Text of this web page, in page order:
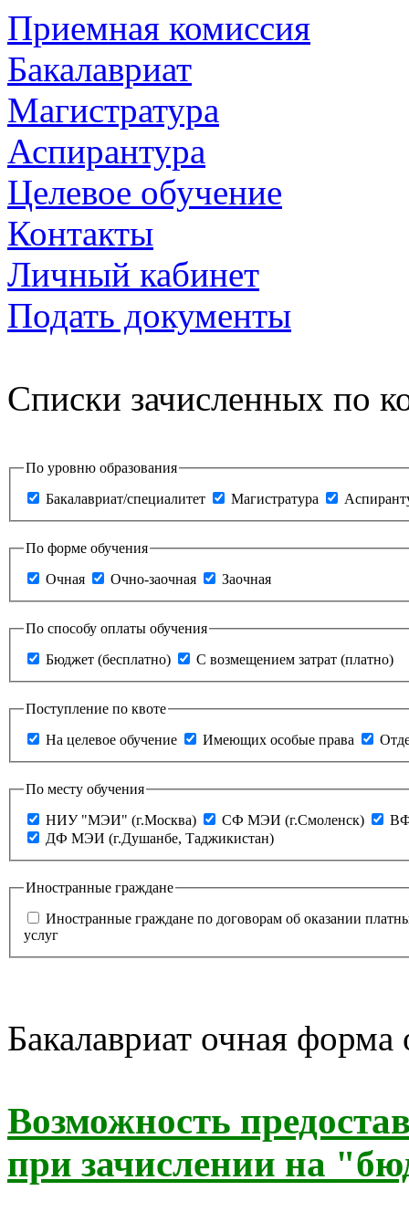
Приемная комиссия
Бакалавриат
Магистратура
Аспирантура
Целевое обучение
Контакты
Личный кабинет
Подать документы
Списки зачисленных по
По уровню образования
Бакалавриат/специалитет
Магистратура
По форме обучения
Очная
Очно-заочная Заочная
По способу оплаты обучения
Бюджет (бесплатно)
С возмещением затрат (платно)
Поступление по квоте
На целевое обучение
Имеющих особые права
По месту обучения
НИУ "МЭИ" (г.Москва)
СФ МЭИ (г.Смоленск)
ДФ МЭИ (г.Душанбе, Таджикистан)
Иностранные граждане
Иностранные граждане по договорам об оказании
услуг
Бакалавриат очная форма
Возможность
при зачислении на